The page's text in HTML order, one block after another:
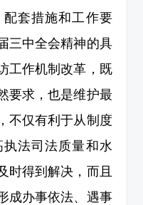
套措施和工作要
三中全会精神的具
工作机制改革，既
要求，也是维护最
不仅有利于从制度
法司法质量和水
时得到解决，而且
成办事依法、遇事